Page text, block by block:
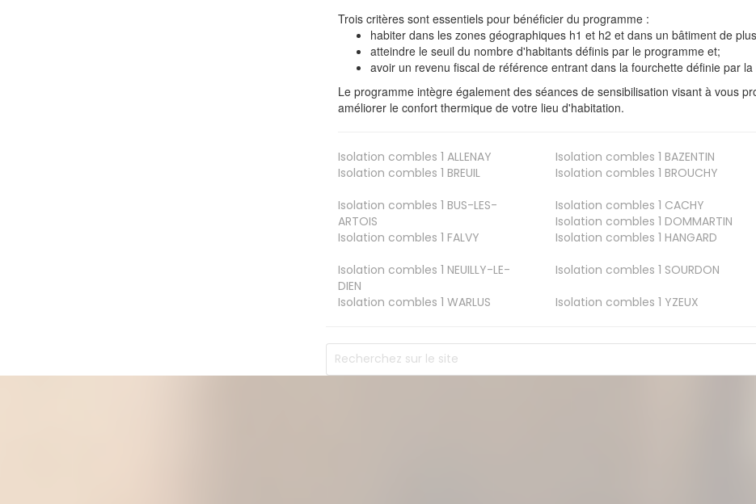
Trois critères sont essentiels pour bénéficier du programme :
habiter dans les zones géographiques h1 et h2 et dans un bâtiment de
atteindre le seuil du nombre d'habitants définis par le programme et;
avoir un revenu fiscal de référence entrant dans la fourchette définie par la
Le programme intègre également des séances de sensibilisation visant à vous
améliorer le confort thermique de votre lieu d'habitation.
Isolation combles 1 ALLENAY Isolation combles 1 BAZENTIN
Isolation combles 1 BREUIL Isolation combles 1 BROUCHY
Isolation combles 1 BUS-LES-
ARTOIS
Isolation combles 1 CACHY
Isolation combles 1 DOMMARTIN
Isolation combles 1 FALVY Isolation combles 1 HANGARD
Isolation combles 1 NEUILLY-LE-
DIEN
Isolation combles 1 SOURDON
Isolation combles 1 WARLUS Isolation combles 1 YZEUX